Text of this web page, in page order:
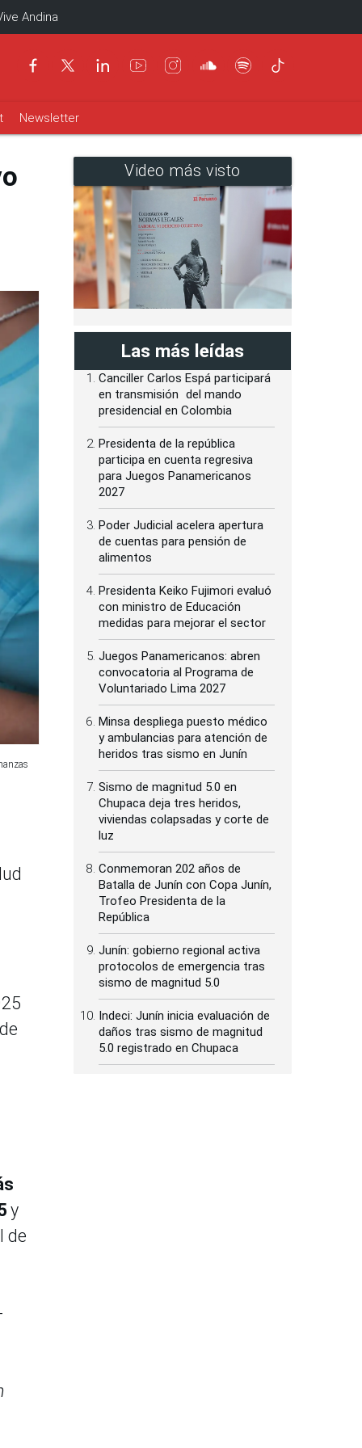
Andina
Newsletter
y
de
Video más visto
Las más leídas
Canciller Carlos Espá participará
en transmisión del mando
presidencial en Colombia
Presidenta de la república
participa en cuenta regresiva
para Juegos Panamericanos
2027
Poder Judicial acelera apertura
de cuentas para pensión de
alimentos
Presidenta Keiko Fujimori evaluó
con ministro de Educación
medidas para mejorar el sector
Juegos Panamericanos: abren
convocatoria al Programa de
Voluntariado Lima 2027
Minsa despliega puesto médico
y ambulancias para atención de
heridos tras sismo en Junín
Sismo de magnitud 5.0 en
Chupaca deja tres heridos,
viviendas colapsadas y corte de
luz
Conmemoran 202 años de
Batalla de Junín con Copa Junín,
Trofeo Presidenta de la
República
Junín: gobierno regional activa
protocolos de emergencia tras
sismo de magnitud 5.0
Indeci: Junín inicia evaluación de
daños tras sismo de magnitud
5.0 registrado en Chupaca